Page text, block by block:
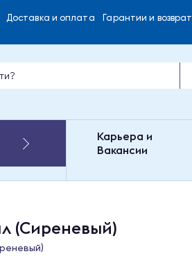
Доставка и оплата Гарантии и возврат
Карьера и
Вакансии
(Сиреневый)